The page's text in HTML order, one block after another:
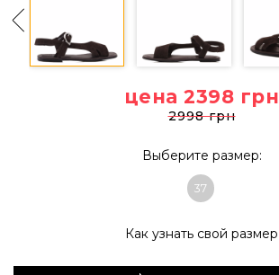
цена 2398 грн
2998 грн
Выберите размер:
37
Как узнать свой размер